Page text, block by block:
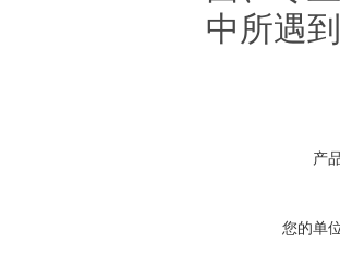
中所遇
产
您的单